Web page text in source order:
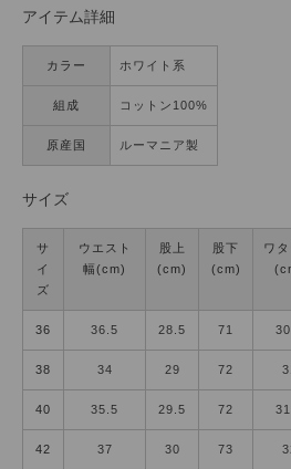
アイテム詳細
カラー ホワイト系
組成 コットン100%
原産国 ルーマニア製
サイズ
サ
イ
ズ
ウエスト
幅(cm)
股上
(cm)
股下
(cm)
ワ
36 36.5 28.5 71
38 34 29 72
40 35.5 29.5 72
42 37 30 73